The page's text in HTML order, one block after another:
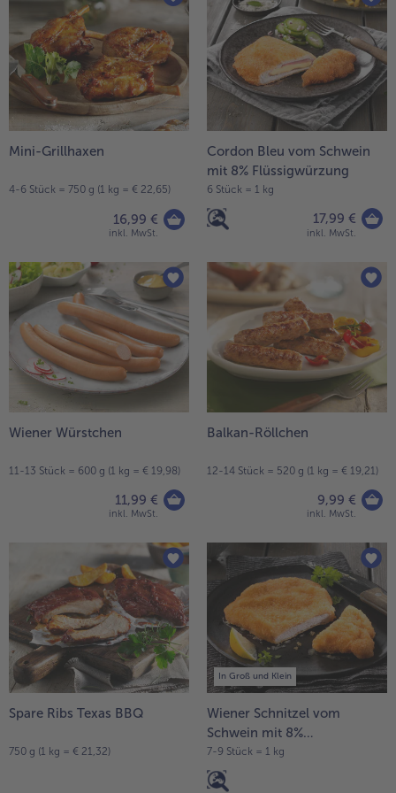
Weiterempfehlen &
Mini-Grillhaxen
4-6 Stück = 750 g (1 kg = € 22,65)
16,99 €
inkl. MwSt.
Cordon Bleu vom Schwein
mit 8% Flüssigwürzung
6 Stück = 1 kg
17,99 €
inkl. MwSt.
Wiener Würstchen
11-13 Stück = 600 g (1 kg = € 19,98)
11,99 €
inkl. MwSt.
Balkan-Röllchen
12-14 Stück = 520 g (1 kg = € 19,21)
9,99 €
inkl. MwSt.
Spare Ribs Texas BBQ
750 g (1 kg = € 21,32)
In Groß und Klein
Wiener Schnitzel vom
Schwein mit 8%
Flüssigwürzung
7-9 Stück = 1 kg